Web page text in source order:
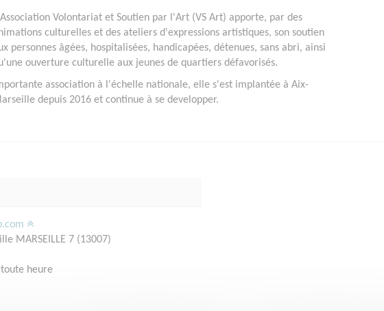
Volontariat et Soutien par l'Art (VS Art) apporte, par des
culturelles et des ateliers d'expressions artistiques, son soutien
personnes âgées, hospitalisées, handicapées, détenues, sans abri, ainsi
ouverture culturelle aux jeunes de quartiers défavorisés.
association à l'échelle nationale, elle s'est implantée à Aix-
depuis 2016 et continue à se developper.
MARSEILLE 7 (13007)
heure